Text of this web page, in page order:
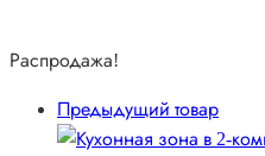
Распродажа!
Предыдущий товар